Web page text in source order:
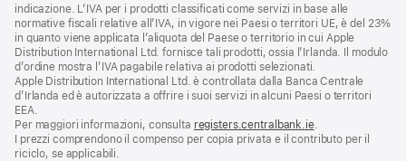
indicazione. L’IVA per i prodotti classificati come servizi in base alle
normative fiscali relative all’IVA, in vigore nei Paesi o territori UE, è del 23%
in quanto viene applicata l’aliquota del Paese o territorio in cui Apple
Distribution International Ltd. fornisce tali prodotti, ossia l’Irlanda. Il modulo
d’ordine mostra l’IVA pagabile relativa ai prodotti selezionati.
Apple Distribution International Ltd. è controllata dalla Banca Centrale
d’Irlanda ed è autorizzata a offrire i suoi servizi in alcuni Paesi o territori
EEA.
Per maggiori informazioni, consulta registers.centralbank.ie.
I prezzi comprendono il compenso per copia privata e il contributo per il
riciclo, se applicabili.